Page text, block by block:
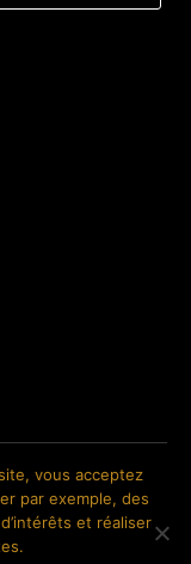
par Roland CAUVIN.
vous acceptez
par exemple, des
et réaliser